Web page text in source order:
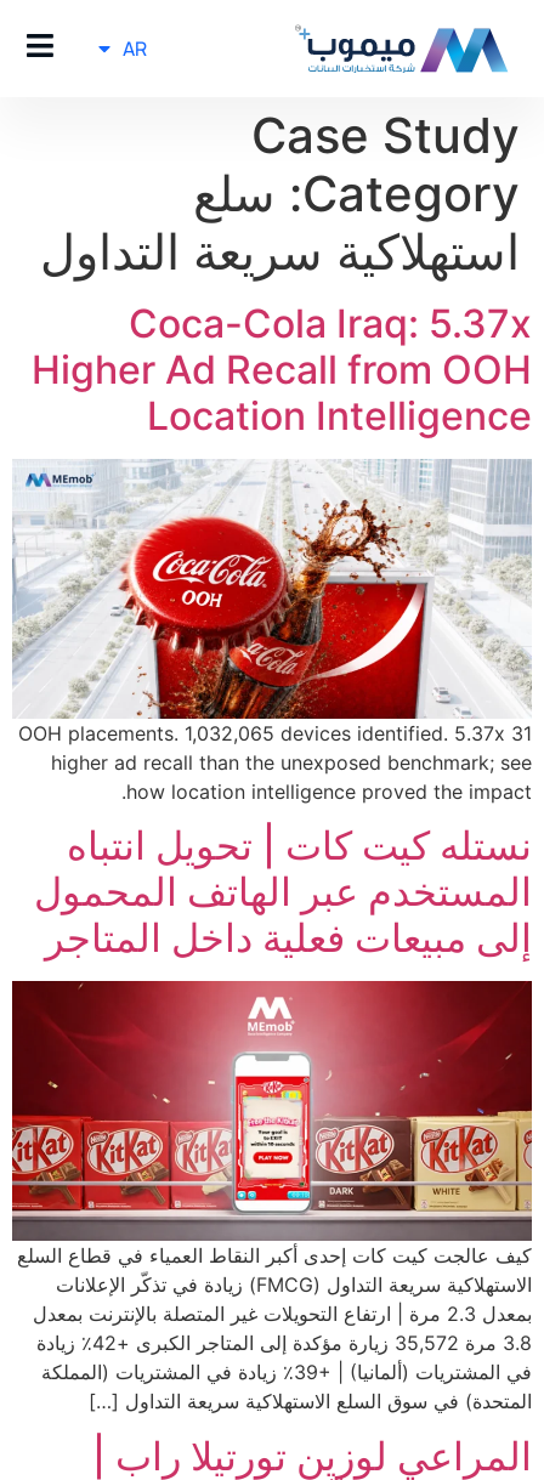
AR
Case Study
Category: سلع
استهلاكية سريعة التداول
Coca-Cola Iraq: 5.37x
Higher Ad Recall from OOH
Location Intelligence
31 OOH placements. 1,032,065 devices identified. 5.37x
higher ad recall than the unexposed benchmark; see
how location intelligence proved the impact.
نستله كيت كات | تحويل انتباه
المستخدم عبر الهاتف المحمول
إلى مبيعات فعلية داخل المتاجر
كيف عالجت كيت كات إحدى أكبر النقاط العمياء في قطاع السلع
الاستهلاكية سريعة التداول (FMCG) زيادة في تذكّر الإعلانات
بمعدل 2.3 مرة | ارتفاع التحويلات غير المتصلة بالإنترنت بمعدل
3.8 مرة 35,572 زيارة مؤكدة إلى المتاجر الكبرى +42٪ زيادة
في المشتريات (ألمانيا) | +39٪ زيادة في المشتريات (المملكة
المتحدة) في سوق السلع الاستهلاكية سريعة التداول […]
المراعي لوزين تورتيلا راب |